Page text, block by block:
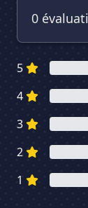
0
5
4
3
2
1